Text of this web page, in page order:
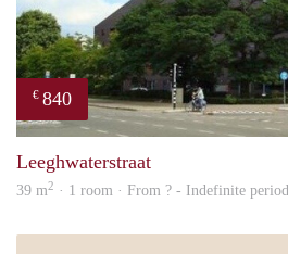
€ 840
Leeghwaterstraat
39 m2 · 1 room · From ? - Indefinite period